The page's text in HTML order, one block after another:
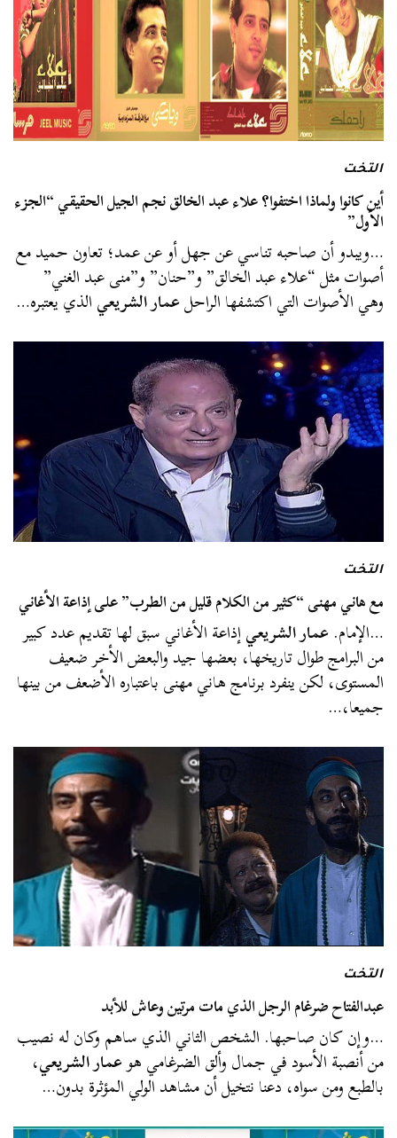
التخت
أين كانوا ولماذا اختفوا؟ علاء عبد الخالق نجم الجيل الحقيقي “الجزء
الأول”
…ويبدو أن صاحبه تناسي عن جهل أو عن عمد؛ تعاون حميد مع
أصوات مثل “علاء عبد الخالق” و”حنان” و”منى عبد الغني”
وهي الأصوات التي اكتشفها الراحلعمار الشريعيالذي يعتبره…
التخت
مع هاني مهنى “كثير من الكلام قليل من الطرب” على إذاعة الأغاني
…الإمام.عمار الشريعيإذاعة الأغاني سبق لها تقديم عدد كبير
من البرامج طوال تاريخها، بعضها جيد والبعض الأخر ضعيف
المستوى، لكن ينفرد برنامج هاني مهنى باعتباره الأضعف من بينها
جميعا،…
التخت
عبدالفتاح ضرغام الرجل الذي مات مرتين وعاش للأبد
…وإن كان صاحبها. الشخص الثاني الذي ساهم وكان له نصيب
من أنصبة الأسود في جمال وألق الضرغامي هوعمار الشريعي،
بالطبع ومن سواه، دعنا نتخيل أن مشاهد الولي المؤثرة بدون…